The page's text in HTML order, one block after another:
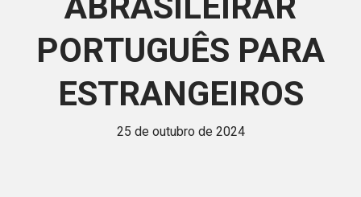
PORTUGUÊS PARA
ESTRANGEIROS
25 de outubro de 2024